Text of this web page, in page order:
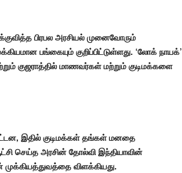
பிரபல அரசியல் முனைவோரும்
பங்கையும் குறிப்பிட்டுள்ளது. ‘லோக் நாயக்’
குஜராத்தில் மாணவர்கள் மற்றும் குடிமக்களை
இதில் குடிமக்கள் தங்கள் மனதை
செய்த அரசின் தோல்வி இந்தியாவின்
விளக்கியது.